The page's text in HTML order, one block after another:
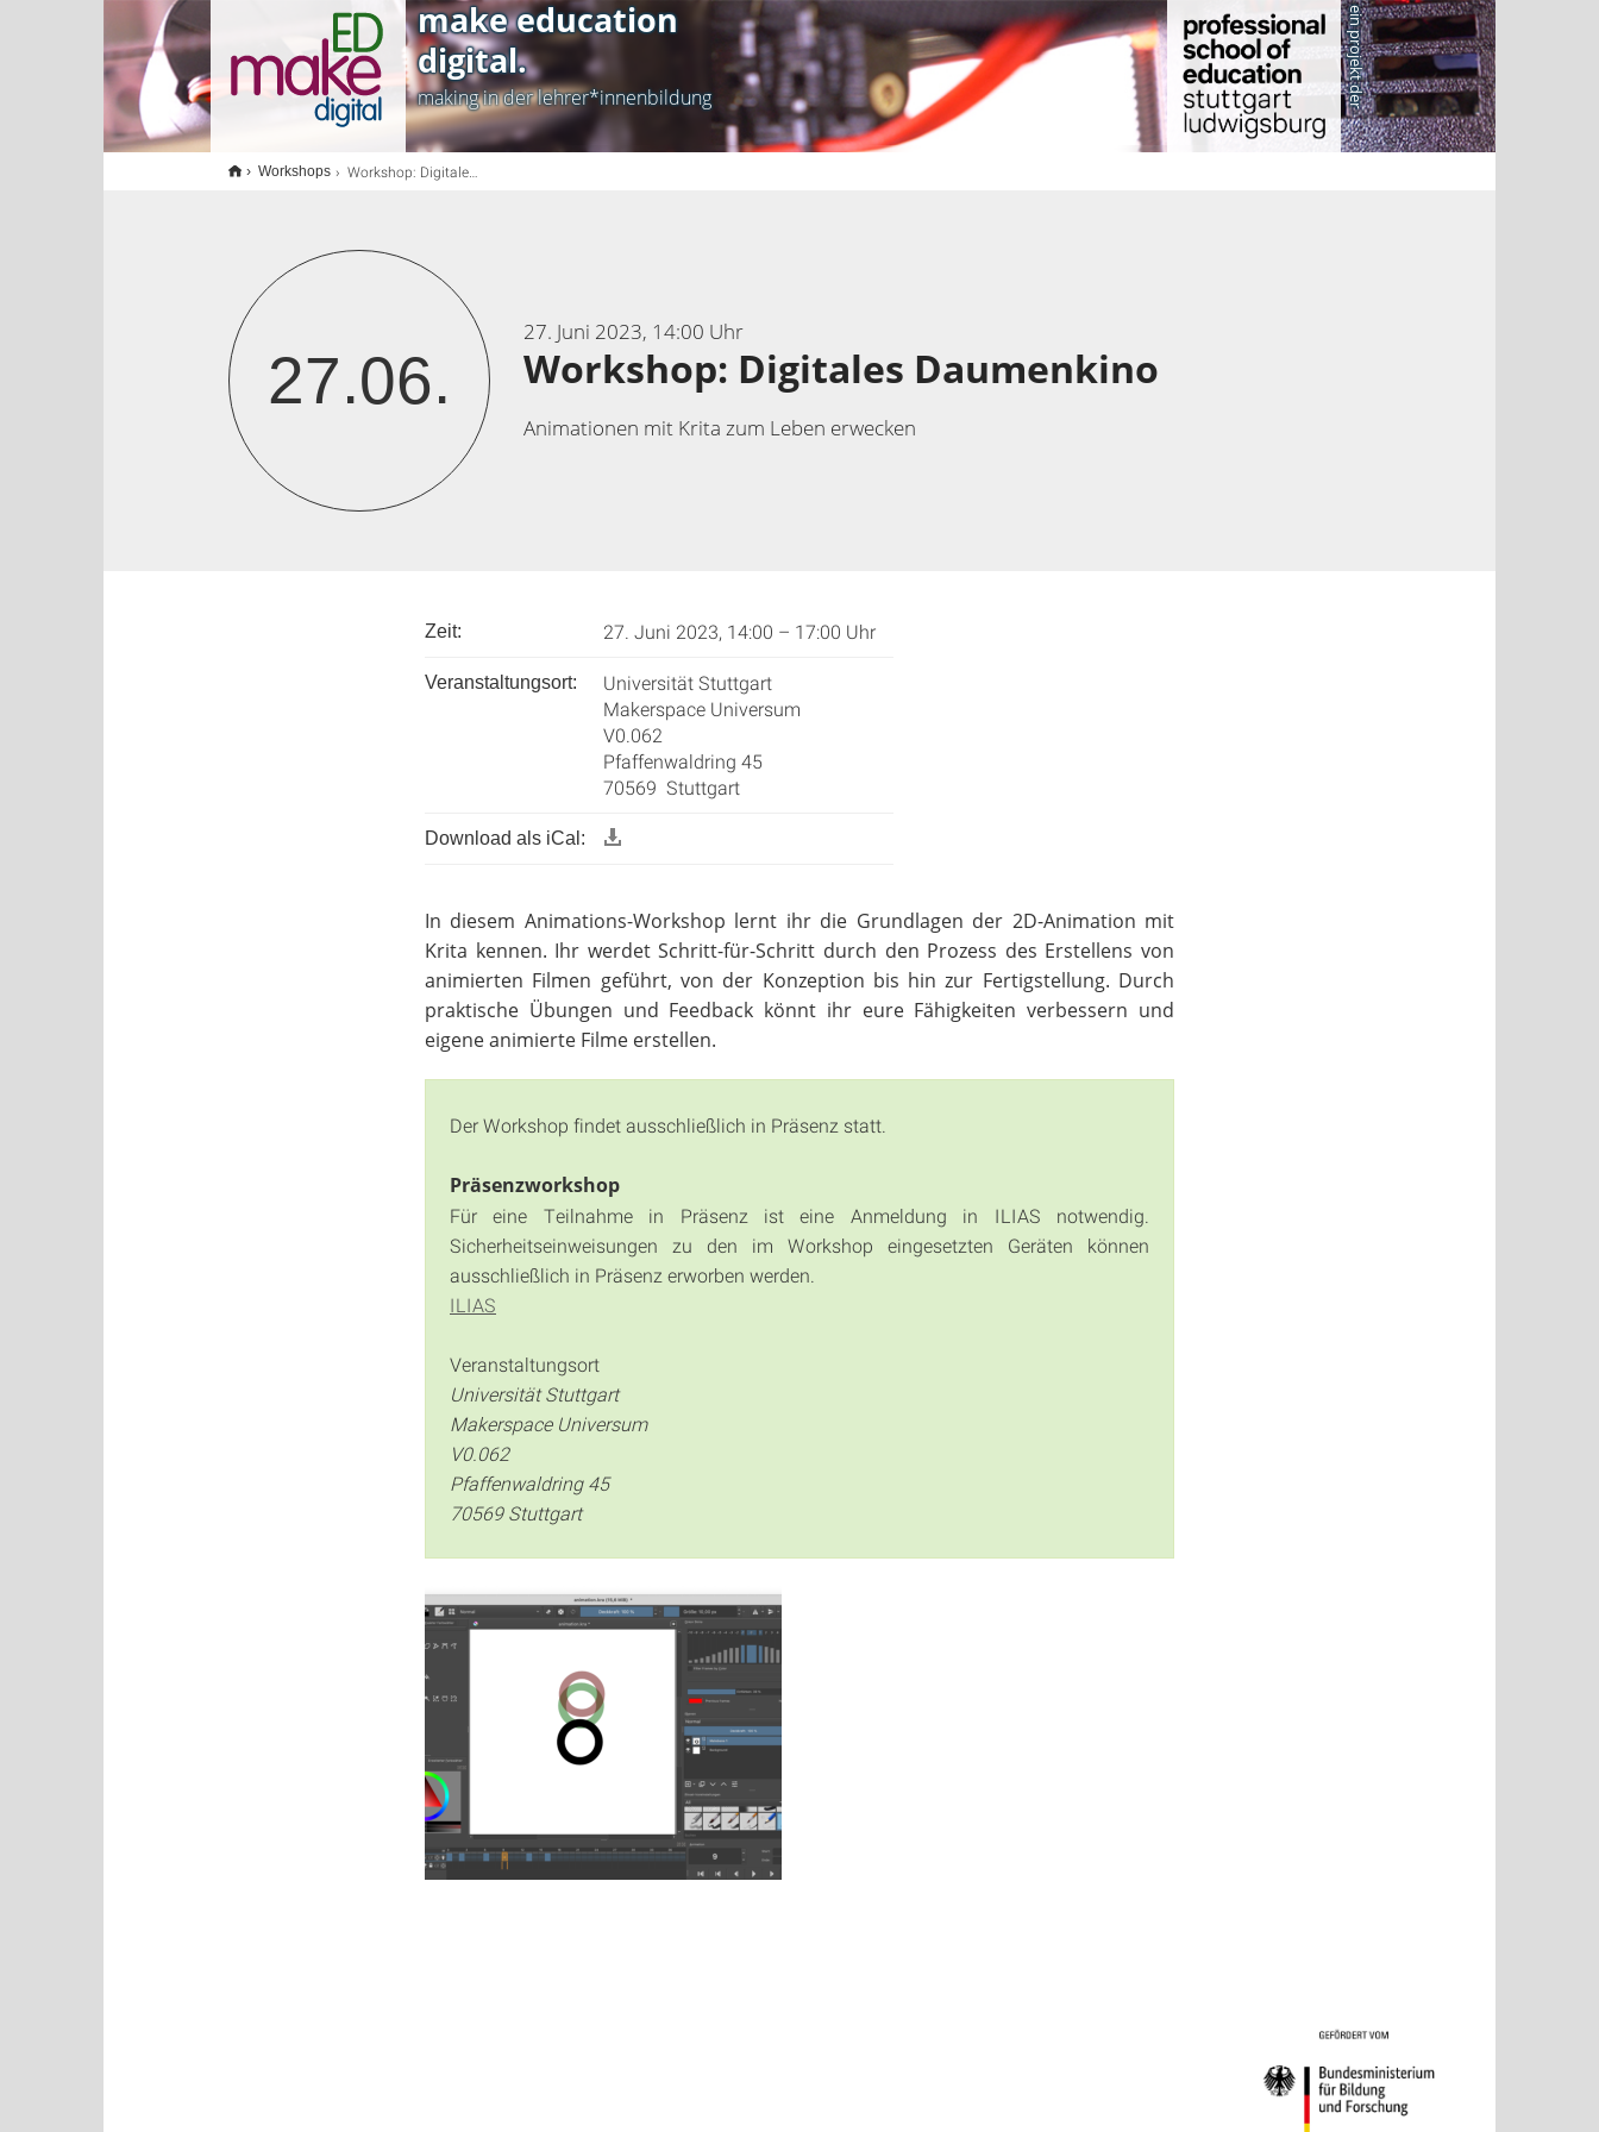
make education
digital.
making in der lehrer*innenbildung ein projekt der
Workshops Workshop: Digitales Daumenkino
27.06. Workshop: Digitales Daumenkino
27. Juni 2023, 14:00 Uhr
Animationen mit Krita zum Leben erwecken
Zeit: 27. Juni 2023, 14:00 – 17:00 Uhr
Veranstaltungsort:
Universität Stuttgart
Makerspace Universum
V0.062
Pfaffenwaldring 45
70569 Stuttgart
Download als iCal:
In diesem Animations-Workshop lernt ihr die Grundlagen der 2D-Animation mit
Krita kennen. Ihr werdet Schritt-für-Schritt durch den Prozess des Erstellens von
animierten Filmen geführt, von der Konzeption bis hin zur Fertigstellung. Durch
praktische Übungen und Feedback könnt ihr eure Fähigkeiten verbessern und
eigene animierte Filme erstellen.
Der Workshop findet ausschließlich in Präsenz statt.
Präsenzworkshop
Für eine Teilnahme in Präsenz ist eine Anmeldung in ILIAS notwendig.
Sicherheitseinweisungen zu den im Workshop eingesetzten Geräten können
ausschließlich in Präsenz erworben werden.
ILIAS
Veranstaltungsort
Universität Stuttgart
Makerspace Universum
V0.062
Pfaffenwaldring 45
70569 Stuttgart